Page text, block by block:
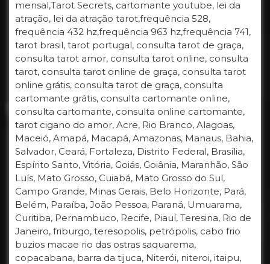
mensal,Tarot Secrets, cartomante youtube, lei da
atração, lei da atração tarot,frequência 528,
frequência 432 hz,frequência 963 hz,frequência 741,
tarot brasil, tarot portugal, consulta tarot de graça,
consulta tarot amor, consulta tarot online, consulta
tarot, consulta tarot online de graça, consulta tarot
online grátis, consulta tarot de graça, consulta
cartomante grátis, consulta cartomante online,
consulta cartomante, consulta online cartomante,
tarot cigano do amor, Acre, Rio Branco, Alagoas,
Maceió, Amapá, Macapá, Amazonas, Manaus, Bahia,
Salvador, Ceará, Fortaleza, Distrito Federal, Brasília,
Espírito Santo, Vitória, Goiás, Goiânia, Maranhão, São
Luís, Mato Grosso, Cuiabá, Mato Grosso do Sul,
Campo Grande, Minas Gerais, Belo Horizonte, Pará,
Belém, Paraíba, João Pessoa, Paraná, Umuarama,
Curitiba, Pernambuco, Recife, Piauí, Teresina, Rio de
Janeiro, friburgo, teresopolis, petrópolis, cabo frio
buzios macae rio das ostras saquarema,
copacabana, barra da tijuca, Niterói, niteroi, itaipu,